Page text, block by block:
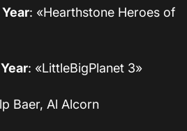
: «Hearthstone Heroes of
: «LittleBigPlanet 3»
Baer, Al Alcorn